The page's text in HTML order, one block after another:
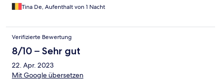
Tina De, Aufenthalt von 1 Nacht
Verifizierte Bewertung
8/10 – Sehr gut
22. Apr. 2023
Mit Google übersetzen